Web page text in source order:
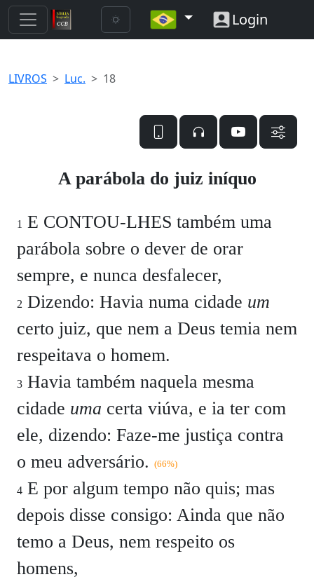
Login
LIVROS Luc. 18
A parábola do juiz iníquo
1 E CONTOU-LHES também uma
parábola sobre o dever de orar
sempre, e nunca desfalecer,
2 Dizendo: Havia numa cidade um
certo juiz, que nem a Deus temia nem
respeitava o homem.
3 Havia também naquela mesma
cidade uma certa viúva, e ia ter com
ele, dizendo: Faze-me justiça contra
o meu adversário. (66%)
4 E por algum tempo não quis; mas
depois disse consigo: Ainda que não
temo a Deus, nem respeito os
homens,